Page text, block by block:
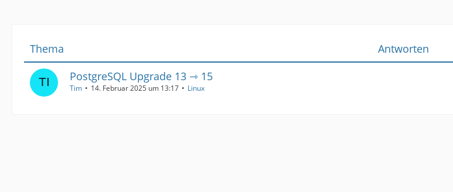
Thema Antworten
PostgreSQL Upgrade 13 ⇾ 15
Tim 14. Februar 2025 um 13:17 Linux